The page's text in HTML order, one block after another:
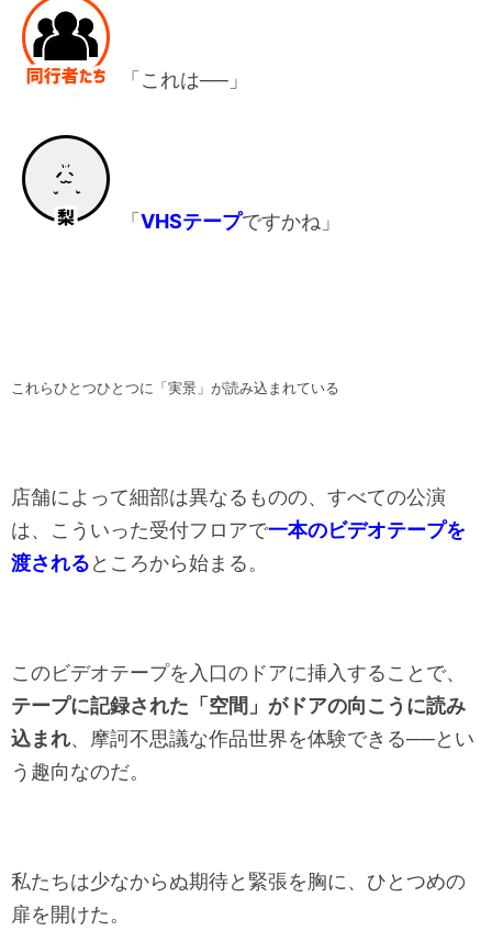
「これは──」
「 VHSテープですかね」
これらひとつひとつに「実景」が読み込まれている
店舗によって細部は異なるものの、すべての公演
は、こういった受付フロアで一本のビデオテープを
渡されるところから始まる。
このビデオテープを入口のドアに挿入することで、
テープに記録された「空間」がドアの向こうに読み
込まれ、摩訶不思議な作品世界を体験できる──とい
う趣向なのだ。
私たちは少なからぬ期待と緊張を胸に、ひとつめの
扉を開けた。